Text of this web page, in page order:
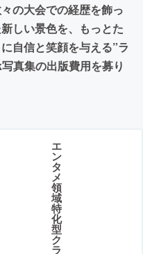
の大会での経歴を飾っ
しい景色を、もっとた
自信と笑顔を与える”ラ
真集の出版費用を募り
エ
ン
タ
メ
領
域
特
化
型
ク
ラ